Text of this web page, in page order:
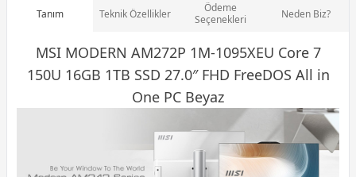
Tanım Teknik Özellikler
Ödeme
Seçenekleri
Neden Biz?
MSI MODERN AM272P 1M-1095XEU Core 7
150U 16GB 1TB SSD 27.0″ FHD FreeDOS All in
One PC Beyaz